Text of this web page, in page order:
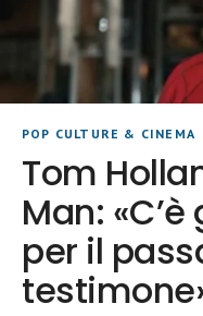
POP CULTURE & CINEMA
Tom
Man:
per il